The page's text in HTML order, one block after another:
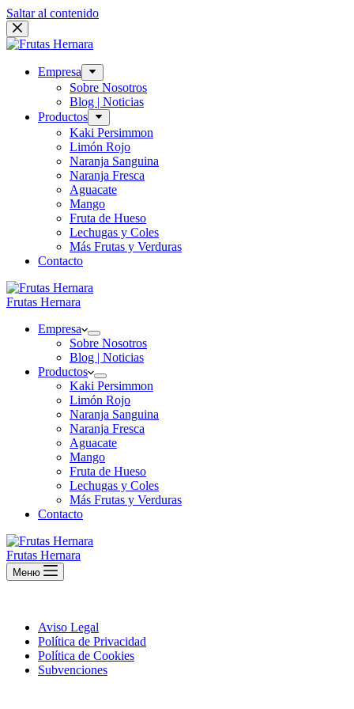
Saltar al contenido
Empresa
Sobre Nosotros
Blog | Noticias
Productos
Kaki Persimmon
Limón Rojo
Naranja Sanguina
Naranja Fresca
Aguacate
Mango
Fruta de Hueso
Lechugas y Coles
Más Frutas y Verduras
Contacto
Frutas Hernara
Empresa
Sobre Nosotros
Blog | Noticias
Productos
Kaki Persimmon
Limón Rojo
Naranja Sanguina
Naranja Fresca
Aguacate
Mango
Fruta de Hueso
Lechugas y Coles
Más Frutas y Verduras
Contacto
Frutas Hernara
Меню
Aviso Legal
Política de Privacidad
Política de Cookies
Subvenciones